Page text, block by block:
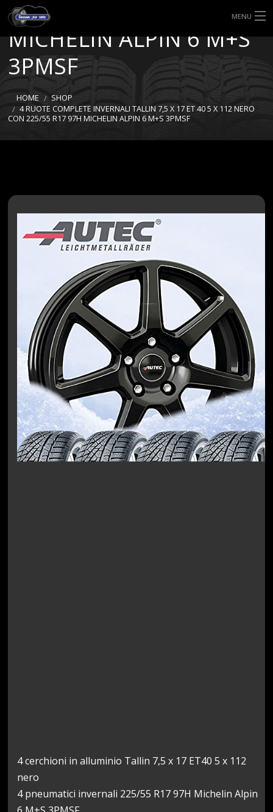
MENU
HOME
TIPI DI GOMME
MISURE GOMME
CON 225/55 R17 97H
MICHELIN ALPIN 6 M+S
3PMSF
HOME
SHOP
4 RUOTE COMPLETE INVERNALI TALLIN 7,5 X 17 ET 40 5 X 112 NERO
CON 225/55 R17 97H MICHELIN ALPIN 6 M+S 3PMSF
4 cerchioni in alluminio Tallin 7,5 x 17 ET40 5 x 112
nero
4 pneumatici invernali 225/55 R17 97H Michelin Alpin